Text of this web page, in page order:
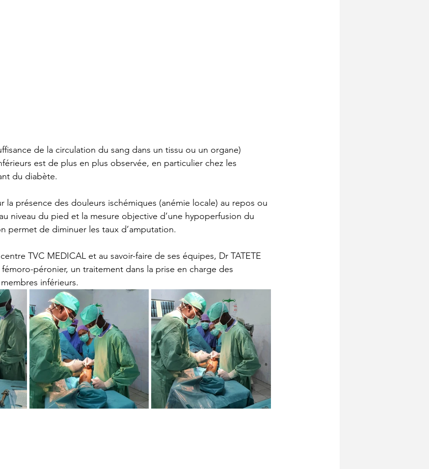
de la circulation du sang dans un tissu ou un organe)
est de plus en plus observée, en particulier chez les
du diabète.
la présence des douleurs ischémiques (anémie locale) au repos ou
niveau du pied et la mesure objective d’une hypoperfusion du
permet de diminuer les taux d’amputation.
TVC MEDICAL et au savoir-faire de ses équipes, Dr TATETE
péronier, un traitement dans la prise en charge des
inférieurs.